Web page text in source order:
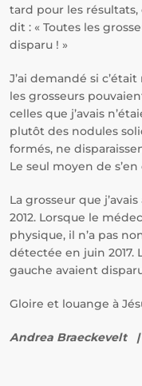
tard pour les résultats,
dit : « Toutes les
disparu ! »
J’ai demandé si
les grosseurs
celles que j’avais
plutôt des nodules
formés, ne
Le seul moyen de
La grosseur que
2012. Lorsque le
physique, il n’a pas
détectée en juin 2017.
gauche avaient
Gloire et louange à
Andrea Braeckevelt